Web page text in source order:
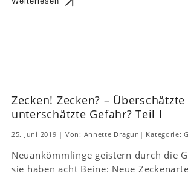
Zecken! Zecken? –
unterschätzte Gefahr? Teil I
25. Juni 2019 | Von: Annette Dragun | Kategorie:
Neuankömmlinge geistern durch die
sie haben acht Beine: Neue